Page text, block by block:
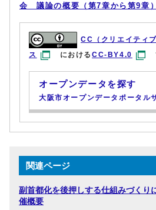
会 議論の概要（第7章から第9章
CC（クリエイティ
ス
におけるCC-BY4.0
オープンデータを探す
大阪市オープンデータポータル
関連ページ
副首都化を後押しする仕組みづくり
催概要